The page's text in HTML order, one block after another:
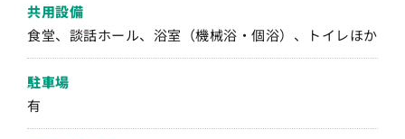
共用設備
食堂、談話ホール、浴室（機械浴・個浴）、トイレほか
駐車場
有